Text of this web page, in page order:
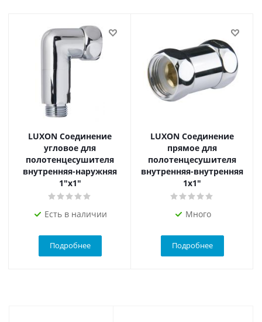
LUXON Соединение
угловое для
полотенцесушителя
внутренняя-наружняя
1"х1"
Есть в наличии
Подробнее
LUXON Соединение
прямое для
полотенцесушителя
внутренняя-внутренняя
1х1"
Много
Подробнее